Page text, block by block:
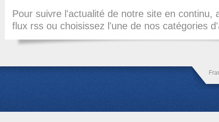
Pour suivre l'actualité de notre site en continu,
flux rss ou choisissez l'une de nos catégories